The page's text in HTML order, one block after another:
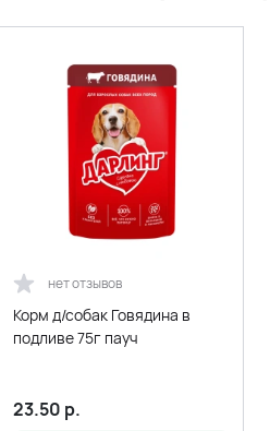
нет отзывов
Корм д/собак Говядина в
подливе 75г пауч
23.50 р.